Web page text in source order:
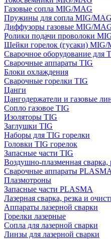
Газовые сопла MIG/MAG
Пружины для сопла MIG/MAG
Диффузоры газовые MIG/
Ролики подачи проволоки
Шейки горелок (гусаки) MIG/
Сварочное оборудование для
Сварочные аппараты TIG
Блоки охлаждения
Сварочные горелки TIG
Цанги
Цангодержатели и газовые
Сопло газовое TIG
Изоляторы TIG
Заглушки TIG
Наборы для TIG горелки
Головки TIG горелок
Запасные части TIG
Воздушно-плазменная сварка,
Сварочные аппараты
Плазмотроны
Запасные части PLASMA
Лазерная сварка, резка и
Аппараты лазерной сварки
Горелки лазерные
Сопла для лазерной сварки
Линзы для лазерной сварки